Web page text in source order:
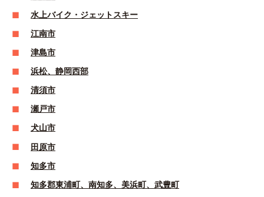
水上バイク・ジェットスキー
江南市
津島市
浜松、静岡西部
清須市
瀬戸市
犬山市
田原市
知多市
知多郡東浦町、南知多、美浜町、武豊町